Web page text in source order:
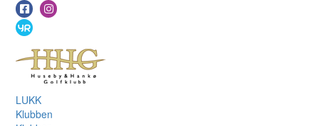
LUKK
Klubben